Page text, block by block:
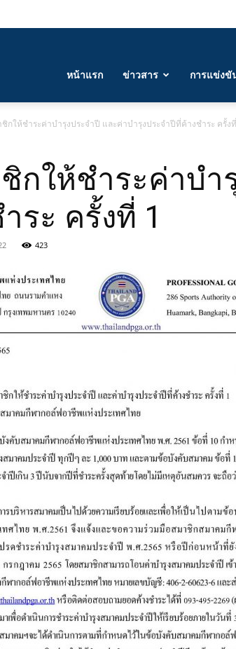
ย
หน้าแรก ข่าวสาร การแข่งขั
กให้ชำระค่าบำรุงประจำปี และค่าบำรุงประจำปีที่ค้างชำระ ครั้ง
กให้ชำระค่าบำ
ระ ครั้งที่ 1
423